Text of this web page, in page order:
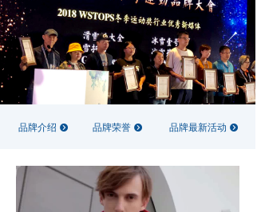
ꁢ 业务二：运动设备设施
ꁢ 业务三：专业运动服装
奔流青年旅社
ꄓ 商务合作
ꂓ
品牌介绍 뀹 品牌荣誉 뀹 品牌最新活动 뀹